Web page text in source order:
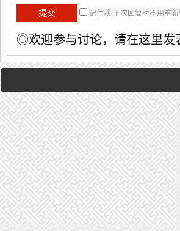
记住我,下次回复时不用重
◎欢迎参与讨论，请在这里发